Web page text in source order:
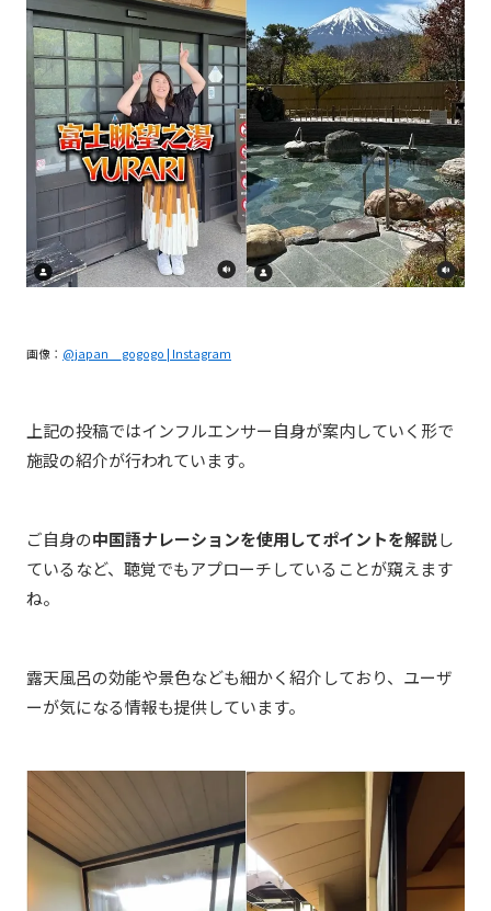
画像： @japan__gogogo | Instagram
上記の投稿ではインフルエンサー自身が案内していく形で
施設の紹介が行われています。
ご自身の中国語ナレーションを使用してポイントを解説し
ているなど、聴覚でもアプローチしていることが窺えます
ね。
露天風呂の効能や景色なども細かく紹介しており、ユーザ
ーが気になる情報も提供しています。